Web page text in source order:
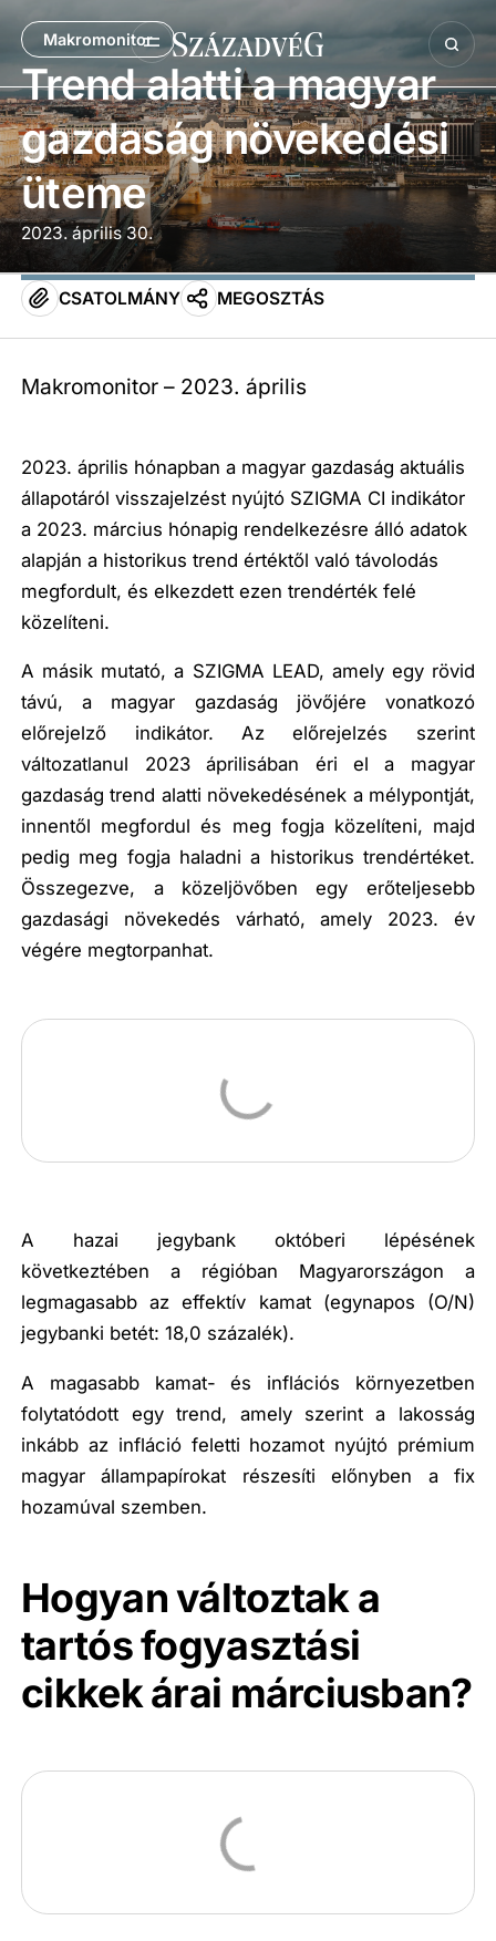
Makromonitor
Trend alatti a magyar
gazdaság növekedési
üteme
2023. április 30.
CSATOLMÁNY MEGOSZTÁS
Makromonitor – 2023. április
2023. április hónapban a magyar gazdaság aktuális
állapotáról visszajelzést nyújtó SZIGMA CI indikátor
a 2023. március hónapig rendelkezésre álló adatok
alapján a historikus trend értéktől való távolodás
megfordult, és elkezdett ezen trendérték felé
közelíteni.
A másik mutató, a SZIGMA LEAD, amely egy rövid
távú, a magyar gazdaság jövőjére vonatkozó
előrejelző indikátor. Az előrejelzés szerint
változatlanul 2023 áprilisában éri el a magyar
gazdaság trend alatti növekedésének a mélypontját,
innentől megfordul és meg fogja közelíteni, majd
pedig meg fogja haladni a historikus trendértéket.
Összegezve, a közeljövőben egy erőteljesebb
gazdasági növekedés várható, amely 2023. év
végére megtorpanhat.
A hazai jegybank októberi lépésének
következtében a régióban Magyarországon a
legmagasabb az effektív kamat (egynapos (O/N)
jegybanki betét: 18,0 százalék).
A magasabb kamat- és inflációs környezetben
folytatódott egy trend, amely szerint a lakosság
inkább az infláció feletti hozamot nyújtó prémium
magyar állampapírokat részesíti előnyben a fix
hozamúval szemben.
Hogyan változtak a
tartós fogyasztási
cikkek árai márciusban?